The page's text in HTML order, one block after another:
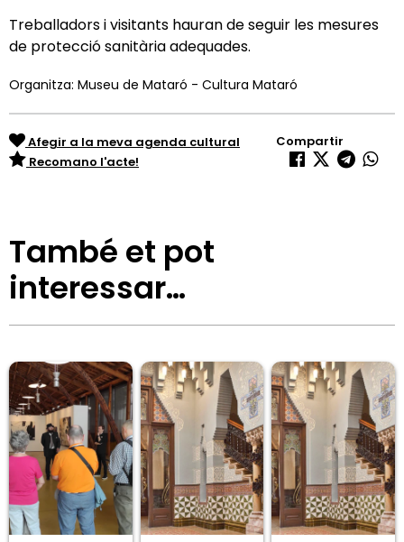
Treballadors i visitants hauran de seguir les mesures
de protecció sanitària adequades.
Organitza: Museu de Mataró - Cultura Mataró
Afegir a la meva agenda cultural
Recomano l'acte!
Compartir
També et pot
interessar…